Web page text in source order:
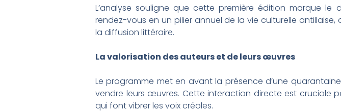
L’analyse souligne que cette première édition marque le
rendez-vous en un pilier annuel de la vie culturelle
la diffusion littéraire.
La valorisation des auteurs et de leurs œuvres
Le programme met en avant la présence d’une
vendre leurs œuvres. Cette interaction directe est cruciale
qui font vibrer les voix créoles.